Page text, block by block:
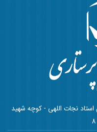
نجات اللهی - کوچه شهید